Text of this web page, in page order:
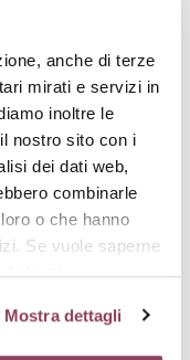
anche di terze
mirati e servizi in
inoltre le
nostro sito con i
dei dati web,
combinarle
o che hanno
Se vuole saperne
alcuni
Se non vuole i
sul tasto
Mostra dettagli
e aiuta a
delle fibre di
delle cellule più